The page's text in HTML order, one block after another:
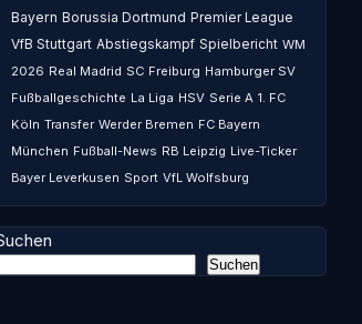
Bayern Borussia Dortmund Premier League
VfB Stuttgart Abstiegskampf Spielbericht WM
2026 Real Madrid SC Freiburg Hamburger SV
Fußballgeschichte La Liga HSV Serie A 1. FC
Köln Transfer Werder Bremen FC Bayern
München Fußball-News RB Leipzig Live-Ticker
Bayer Leverkusen Sport VfL Wolfsburg
Suchen